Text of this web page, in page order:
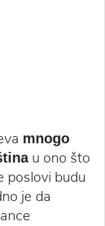
mnogo
u ono što
poslovi budu
je da